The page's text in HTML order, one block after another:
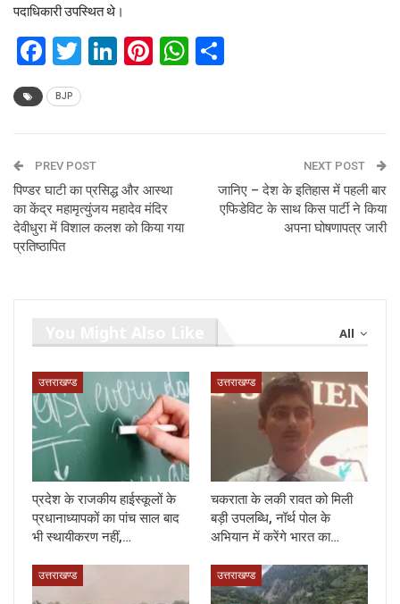
पदाधिकारी उपस्थित थे।
Facebook
Twitter
LinkedIn
Pinterest
WhatsApp
BJP
PREV POST
पिण्डर घाटी का प्रसिद्ध और आस्था
का केंद्र महामृत्युंजय महादेव मंदिर
देवीधुरा में विशाल कलश को किया गया
प्रतिष्ठापित
NEXT POST
जानिए – देश के इतिहास में पहली बार
एफिडेविट के साथ किस पार्टी ने किया
अपना घोषणापत्र जारी
All
उत्तराखण्ड
प्रदेश के राजकीय हाईस्कूलों के
प्रधानाध्यापकों का पांच साल बाद
भी स्थायीकरण नहीं,…
उत्तराखण्ड
चकराता के लकी रावत को मिली
बड़ी उपलब्धि, नॉर्थ पोल के
अभियान में करेंगे भारत का…
उत्तराखण्ड उत्तराखण्ड